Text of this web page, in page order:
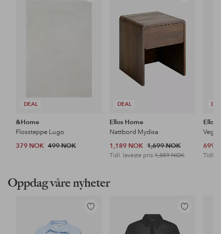
DEAL
&Home
Flossteppe Lugo
379 NOK 499 NOK
DEAL
favoritter
Ellos Home
Nattbord Mydisa
1,189 NOK 1,699 NOK
Tidl. laveste pris1,359 NOK
Ellos
699
Tidl.
Oppdag våre nyheter
Legg
Legg
favoritter